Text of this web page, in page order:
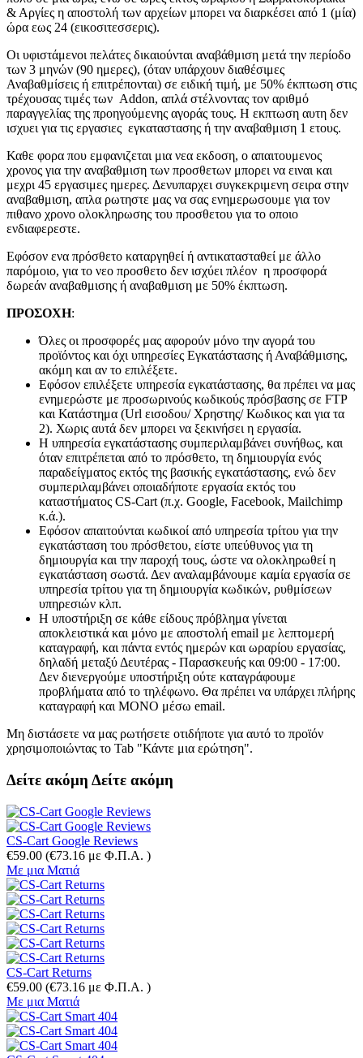
& Αργίες η αποστολή των αρχείων μπορει να διαρκέσει από 1 (μία)
ώρα εως 24 (εικοσιτεσσερις).
Οι υφιστάμενοι πελάτες δικαιούνται αναβάθμιση μετά την περίοδο
των 3 μηνών (90 ημερες), (όταν υπάρχουν διαθέσιμες
Αναβαθμίσεις ή επιτρέπονται) σε ειδική τιμή, με 50% έκπτωση στις
τρέχουσας τιμές των Addon, απλά στέλνοντας τον αριθμό
παραγγελίας της προηγούμενης αγοράς τους. H εκπτωση αυτη δεν
ισχυει για τις εργασιες εγκαταστασης ή την αναβαθμιση 1 ετους.
Καθε φορα που εμφανιζεται μια νεα εκδοση, ο απαιτουμενος
χρονος για την αναβαθμιση των προσθετων μπορει να ειναι και
μεχρι 45 εργασιμες ημερες. Δενυπαρχει συγκεκριμενη σειρα στην
αναβαθμιση, απλα ρωτηστε μας να σας ενημερωσουμε για τον
πιθανο χρονο ολοκληρωσης του προσθετου για το οποιο
ενδιαφερεστε.
Εφόσον ενα πρόσθετο καταργηθεί ή αντικατασταθεί με άλλο
παρόμοιο, για το νεο προσθετο δεν ισχύει πλέον η προσφορά
δωρεάν αναβαθμισης ή αναβαθμιση με 50% έκπτωση.
ΠΡΟΣΟΧΗ:
Όλες οι προσφορές μας αφορούν μόνο την αγορά του
προϊόντος και όχι υπηρεσίες Εγκατάστασης ή Αναβάθμισης,
ακόμη και αν το επιλέξετε.
Εφόσον επιλέξετε υπηρεσία εγκατάστασης, θα πρέπει να μας
ενημερώστε με προσωρινούς κωδικούς πρόσβασης σε FTP
και Κατάστημα (Url εισοδου/ Χρηστης/ Κωδικος και για τα
2). Χωρις αυτά δεν μπορει να ξεκινήσει η εργασία.
Η υπηρεσία εγκατάστασης συμπεριλαμβάνει συνήθως, και
όταν επιτρέπεται από το πρόσθετο, τη δημιουργία ενός
παραδείγματος εκτός της βασικής εγκατάστασης, ενώ δεν
συμπεριλαμβάνει οποιαδήποτε εργασία εκτός του
καταστήματος CS-Cart (π.χ. Google, Facebook, Mailchimp
κ.ά.).
Εφόσον απαιτούνται κωδικοί από υπηρεσία τρίτου για την
εγκατάσταση του πρόσθετου, είστε υπεύθυνος για τη
δημιουργία και την παροχή τους, ώστε να ολοκληρωθεί η
εγκατάσταση σωστά. Δεν αναλαμβάνουμε καμία εργασία σε
υπηρεσία τρίτου για τη δημιουργία κωδικών, ρυθμίσεων
υπηρεσιών κλπ.
Η υποστήριξη σε κάθε είδους πρόβλημα γίνεται
αποκλειστικά και μόνο με αποστολή email με λεπτομερή
καταγραφή, και πάντα εντός ημερών και ωραρίου εργασίας,
δηλαδή μεταξύ Δευτέρας - Παρασκευής και 09:00 - 17:00.
Δεν διενεργούμε υποστήριξη ούτε καταγράφουμε
προβλήματα από το τηλέφωνο. Θα πρέπει να υπάρχει πλήρης
καταγραφή και ΜΟΝΟ μέσω email.
Μη διστάσετε να μας ρωτήσετε οτιδήποτε για αυτό το προϊόν
χρησιμοποιώντας το Tab "Κάντε μια ερώτηση".
Δείτε ακόμη Δείτε ακόμη
CS-Cart Google Reviews
€59.00 (€73.16 με Φ.Π.Α. )
Με μια Ματιά
CS-Cart Returns
€59.00 (€73.16 με Φ.Π.Α. )
Με μια Ματιά